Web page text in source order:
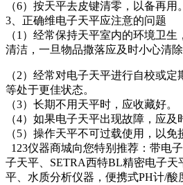
（6）按天平去皮键清零，以备再用。
3、正确维电子天平应注意的问题
（1）经常保持天平室内的环境卫
清洁，一旦物品撒落应及时小心清除
（2）经常对电子天平进行自校或
等处于更佳状态。
（3）长期不用天平时，应收藏好。
（4）如果电子天平出现故障，应及
（5）操作天平不可过载使用，以免
123仪器商城向您特别推荐：带电
子天平、SETRA西特BL精密电子天
平、水质分析仪器，便携式PH计/酸